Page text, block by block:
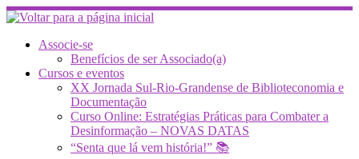
Skip
to
contentAssocie-se
Benefícios de ser Associado(a)
Cursos e eventos
XX Jornada Sul-Rio-Grandense de Biblioteconomia e
Documentação
Curso Online: Estratégias Práticas para Combater a
Desinformação – NOVAS DATAS
“Senta que lá vem história!” 📚